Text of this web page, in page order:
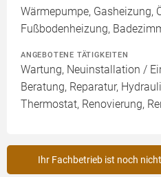
Wärmepumpe, Gasheizung,
Fußbodenheizung,
ANGEBOTENE TÄTIGKEITEN
Wartung, Neuinstallation /
Beratung, Reparatur,
Thermostat, Renovierung,
Ihr Fachbetrieb ist noch